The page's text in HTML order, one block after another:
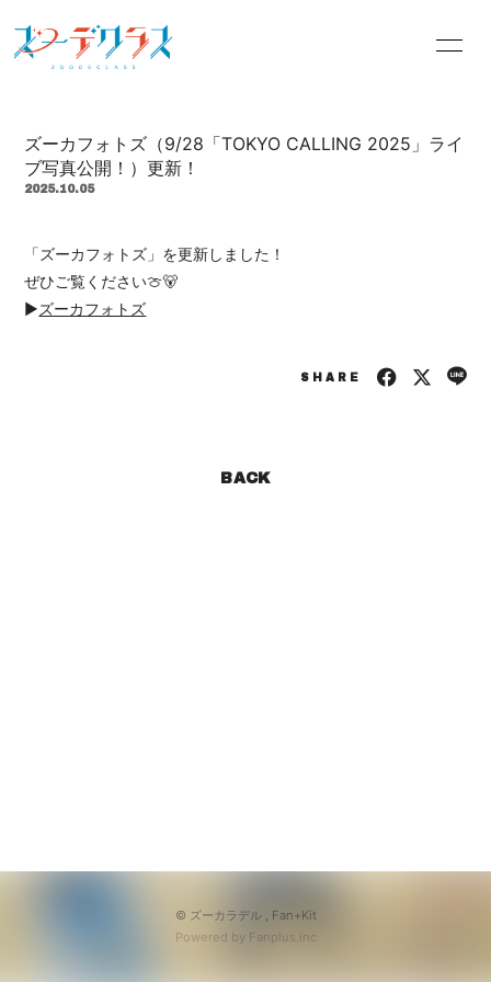
OFFICIALSITE BLOG
PHOTO Q&A
ズーカフォトズ（9/28「TOKYO CALLING 2025」ライ
ブ写真公開！）更新！
2025.10.05
「ズーカフォトズ」を更新しました！
ぜひご覧ください🍈🐻
▶︎ズーカフォトズ
SHARE
BACK
© ズーカラデル , Fan+Kit
Powered by Fanplus.inc